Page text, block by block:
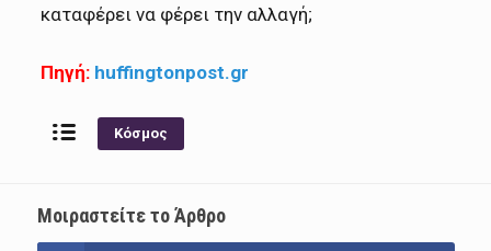
καταφέρει να φέρει την αλλαγή;
Πηγή: huffingtonpost.gr
Κόσμος
Μοιραστείτε το Άρθρο